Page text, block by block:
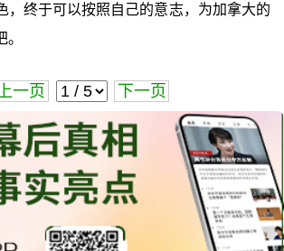
，终于可以按照自己的意志，为加拿大的
上一页 下一页